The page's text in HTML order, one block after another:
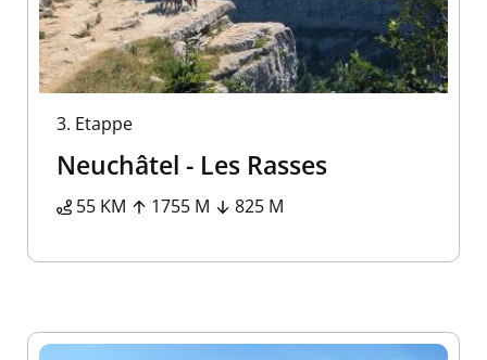
3. Etappe
Neuchâtel - Les Rasses
55 KM 1755 M 825 M